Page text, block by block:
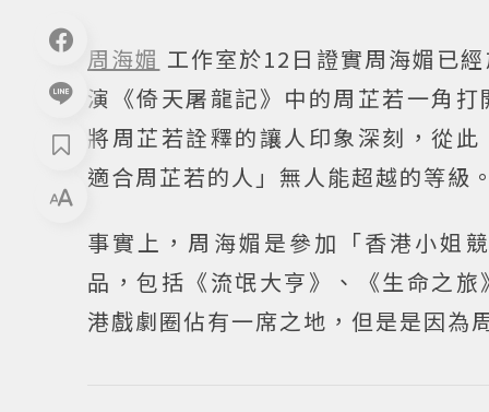
周海媚 工作室於12日證實周海媚已
演《倚天屠龍記》中的周芷若一角
將周芷若詮釋的讓人印象深刻，從
適合周芷若的人」無人能超越的等級
事實上，周海媚是參加「香港小姐
品，包括《流氓大亨》、《生命之
港戲劇圈佔有一席之地，但是是因為